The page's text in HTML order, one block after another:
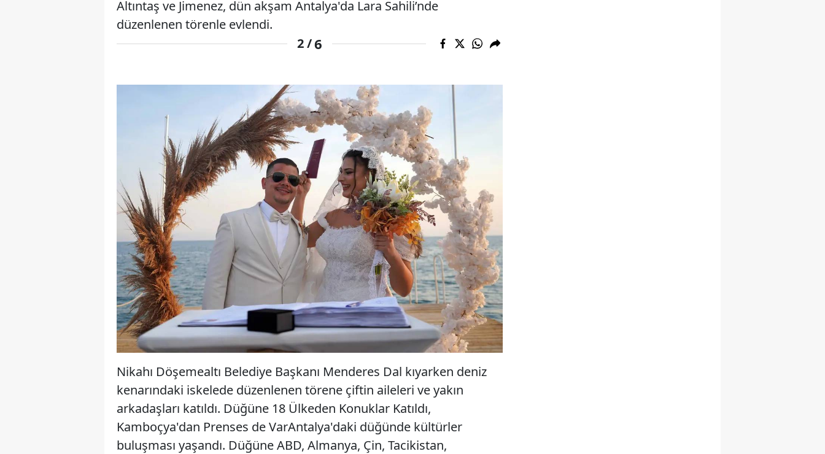
Altıntaş ve Jimenez, dün akşam Antalya'da Lara Sahili’nde
düzenlenen törenle evlendi.
2 /6
Nikahı Döşemealtı Belediye Başkanı Menderes Dal kıyarken deniz
kenarındaki iskelede düzenlenen törene çiftin aileleri ve yakın
arkadaşları katıldı. Düğüne 18 Ülkeden Konuklar Katıldı,
Kamboçya'dan Prenses de VarAntalya'daki düğünde kültürler
buluşması yaşandı. Düğüne ABD, Almanya, Çin, Tacikistan,